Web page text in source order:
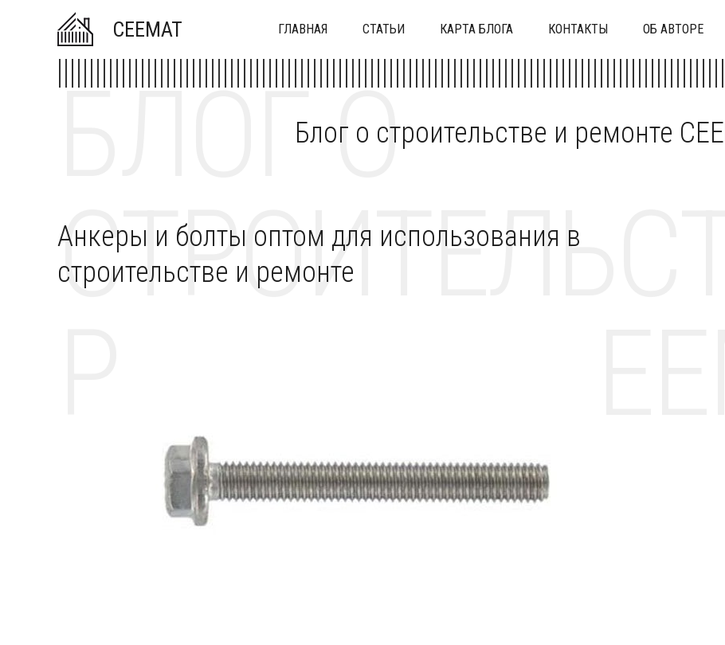
CEEMAT ГЛАВНАЯ СТАТЬИ КАРТА БЛОГА КОНТАКТЫ ОБ АВТОРЕ
Блог о строительстве и ремонте
БЛОГ О
РЕМОНТЕ
Анкеры и болты оптом для использования в
строительстве и ремонте